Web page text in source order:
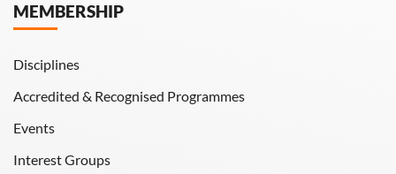
HKIE Transactions
MEMBERSHIP
Disciplines
Accredited & Recognised Programmes
Events
Interest Groups